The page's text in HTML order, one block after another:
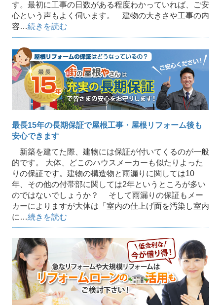
す。最初に工事の日数がある程度わかっていれば、ご安
心という声もよく伺います。 建物の大きさや工事の内
容…続きを読む
最長15年の長期保証で屋根工事・屋根リフォーム後も
安心できます
新築を建てた際、建物には保証が付いてくるのが一般
的です。 大体、どこのハウスメーカーも似たりよった
りの保証です。建物の構造物と雨漏りに関しては10
年、その他の付帯部に関しては2年というところが多い
のではないでしょうか？ そして雨漏りの保証もメー
カーによりますが大体は「室内の仕上げ面を汚染し室内
に…続きを読む